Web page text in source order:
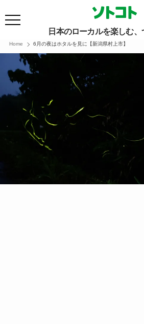
日本のローカルを楽しむ、
Home 6月の夜はホタルを見に【新潟県村上市】